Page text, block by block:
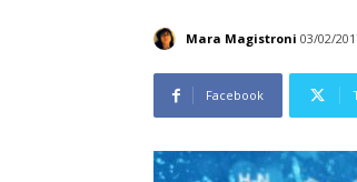
Mara Magistroni 03/02/
Facebook